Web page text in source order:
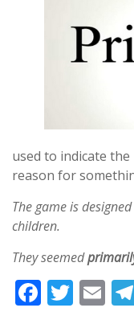
used to indicate
reason for
The game is designed
children.
They seemed
F T E